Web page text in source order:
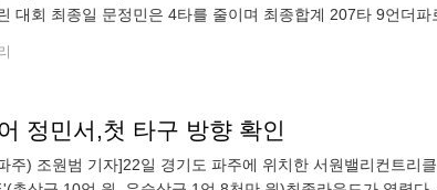
대회 최종일 문정민은 4타를 줄이며 최종합계 207타 9언더
정민서,첫 타구 방향 확인
주) 조원범 기자]22일 경기도 파주에 위치한 서원밸리컨트리